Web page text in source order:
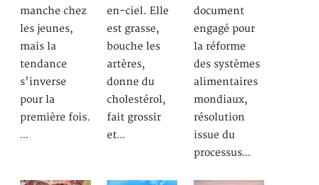
manche chez
les jeunes,
mais la
tendance
s'inverse
pour la
première fois.
…
en-ciel. Elle
est grasse,
bouche les
artères,
donne du
cholestérol,
fait grossir
et…
document
engagé pour
la réforme
des systèmes
alimentaires
mondiaux,
résolution
issue du
processus…